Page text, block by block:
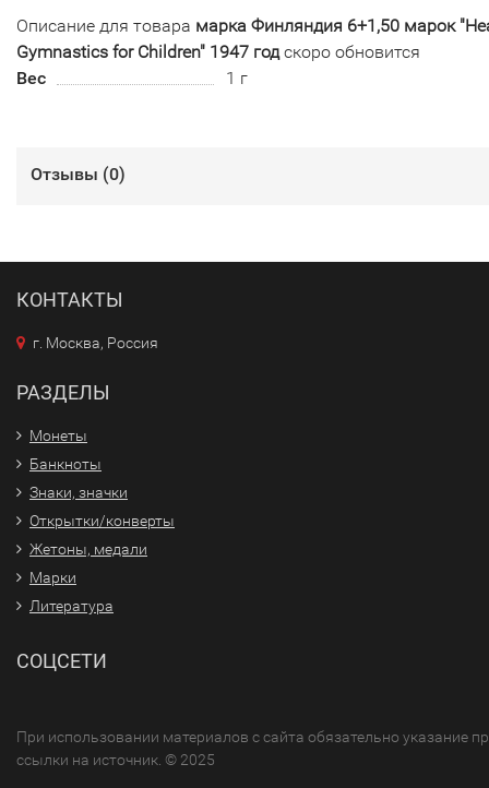
Описание для товара марка Финляндия 6+1,50 марок
Gymnastics for Children" 1947 годскоро обновится
Вес
1 г
Отзывы (0)
КОНТАКТЫ
г. Москва, Россия
РАЗДЕЛЫ
Монеты
Банкноты
Знаки, значки
Открытки/конверты
Жетоны, медали
Марки
Литература
СОЦСЕТИ
При использовании материалов с сайта обязательно указание
ссылки на источник. © 2025